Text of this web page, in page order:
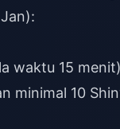
waktu 15 menit)
minimal 10